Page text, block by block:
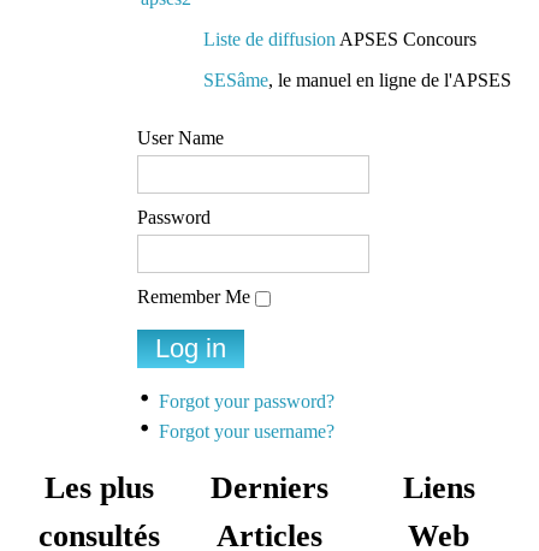
des conseils de lecture
diffusion
Une liste de diffusion
dédiée à la préparation
des concours pour
Espace dédié aux tuteurs
et formateurs
Liste de diffusion APSES Concours
SESâme, le manuel en ligne de l'APSES
User Name
Password
Remember Me
Forgot your password?
Forgot your username?
Les plus
consultés
Derniers
Articles
Liens
Web